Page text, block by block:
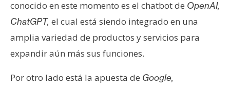
conocido en este momento es el chatbot de OpenAI,
ChatGPT, el cual está siendo integrado en una
amplia variedad de productos y servicios para
expandir aún más sus funciones.
Por otro lado está la apuesta de Google,